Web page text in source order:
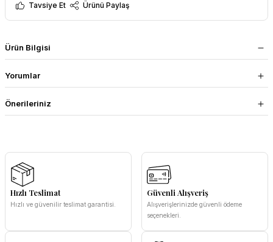
Tavsiye Et
Ürünü Paylaş
Ürün Bilgisi
Yorumlar
Önerileriniz
Hızlı Teslimat
Hızlı ve güvenilir teslimat garantisi.
Güvenli Alışveriş
Alışverişlerinizde güvenli ödeme
seçenekleri.